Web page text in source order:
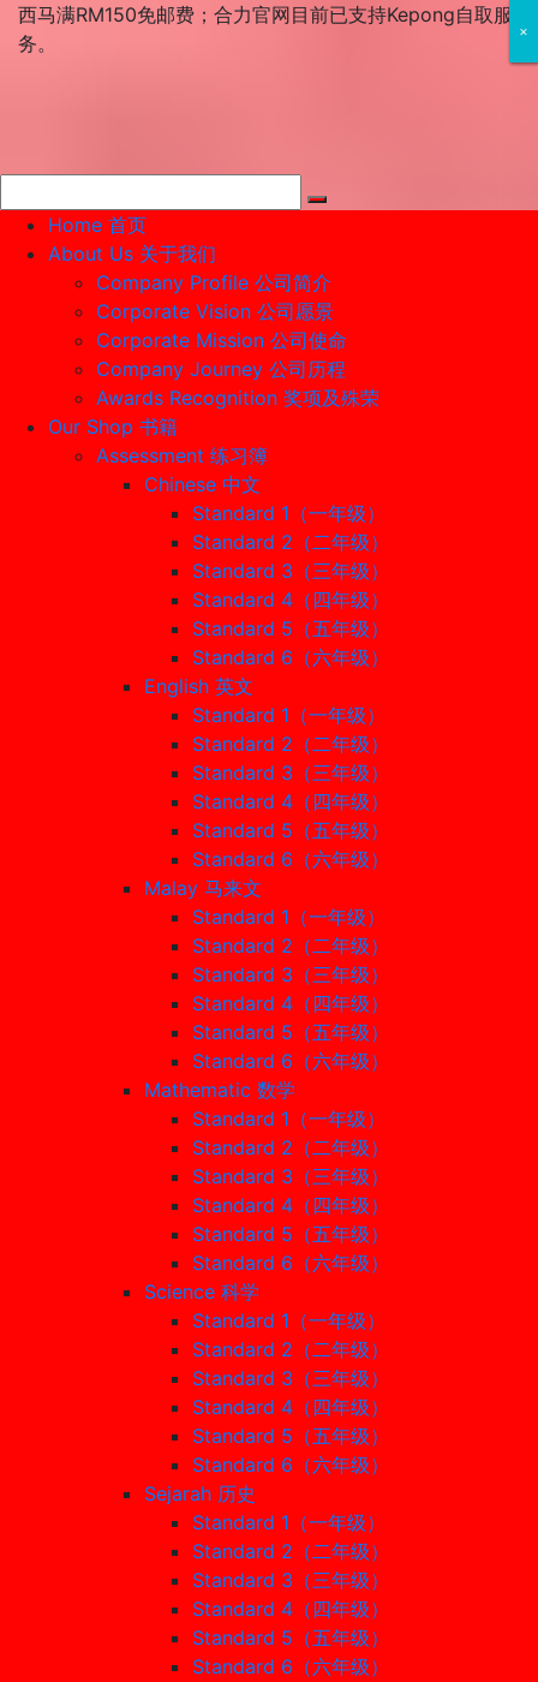
Skip西马满RM150免邮费；合力官网目前已支持Kepong自取服
务。
Home 首页
About Us 关于我们
Company Profile 公司简介
Corporate Vision 公司愿景
Corporate Mission 公司使命
Company Journey 公司历程
Awards Recognition 奖项及殊荣
Our Shop 书籍
Assessment 练习簿
Chinese 中文
Standard 1（一年级）
Standard 2（二年级）
Standard 3（三年级）
Standard 4（四年级）
Standard 5（五年级）
Standard 6（六年级）
English 英文
Standard 1（一年级）
Standard 2（二年级）
Standard 3（三年级）
Standard 4（四年级）
Standard 5（五年级）
Standard 6（六年级）
Malay 马来文
Standard 1（一年级）
Standard 2（二年级）
Standard 3（三年级）
Standard 4（四年级）
Standard 5（五年级）
Standard 6（六年级）
Mathematic 数学
Standard 1（一年级）
Standard 2（二年级）
Standard 3（三年级）
Standard 4（四年级）
Standard 5（五年级）
Standard 6（六年级）
Science 科学
Standard 1（一年级）
Standard 2（二年级）
Standard 3（三年级）
Standard 4（四年级）
Standard 5（五年级）
Standard 6（六年级）
Sejarah 历史
Standard 1（一年级）
Standard 2（二年级）
Standard 3（三年级）
Standard 4（四年级）
Standard 5（五年级）
Standard 6（六年级）
×
×
×